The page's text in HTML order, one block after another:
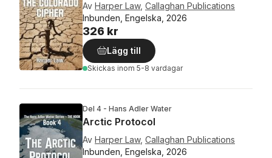
Av Harper Law, Callaghan Publications
Inbunden, Engelska, 2026
326 kr
Lägg till
Skickas inom 5-8 vardagar
Del 4 - Hans Adler Water
Arctic Protocol
Av Harper Law, Callaghan Publications
Inbunden, Engelska, 2026